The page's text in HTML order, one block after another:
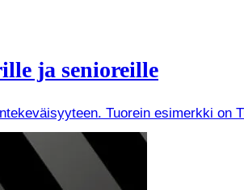
ja senioreille
Tuorein esimerkki on